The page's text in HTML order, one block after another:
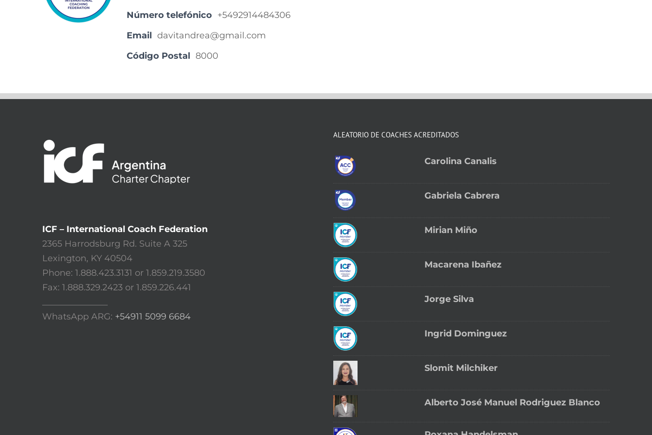
Número telefónico +5492914484306
Email davitandrea@gmail.com
Código Postal 8000
ICF – International Coach Federation
2365 Harrodsburg Rd. Suite A 325
Lexington, KY 40504
Phone: 1.888.423.3131 or 1.859.219.3580
Fax: 1.888.329.2423 or 1.859.226.441
WhatsApp ARG: +54911 5099 6684
ALEATORIO DE COACHES ACREDITADOS
Carolina Canalis
Gabriela Cabrera
Mirian Miño
Macarena Ibañez
Jorge Silva
Ingrid Dominguez
Slomit Milchiker
Alberto José Manuel Rodriguez Blanco